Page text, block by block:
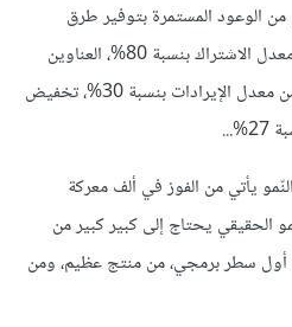
الوعود المستمرة بتوفير طرق
سحرية: الأزرار الحمراء تزيد من معدل الاشتراك بنسبة 80%، العناوين
الرئيسية بحجم خط "33" تزيد من معدل الإيرادات بنسبة 30%، تخفيض
يأتي من الفوز في ألف معركة
أول سطر برمجي، من منتج عظيم، ومن